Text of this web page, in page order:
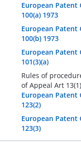
European Patent
100(a) 1973
European Patent
100(b) 1973
European Patent
101(3)(a)
Rules of
of Appeal Art 13(1)
European Patent
123(2)
European Patent
123(3)